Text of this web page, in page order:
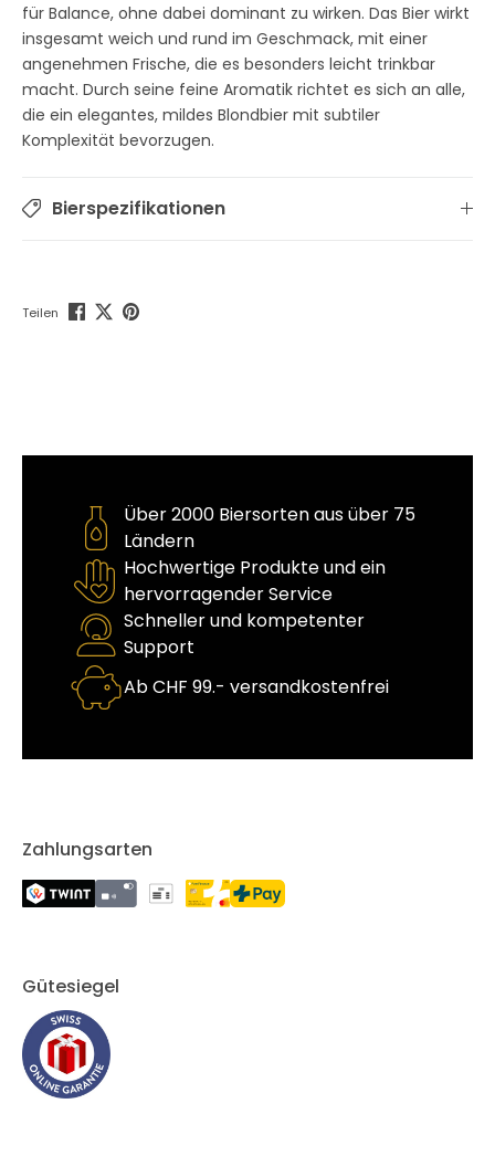
für Balance, ohne dabei dominant zu wirken. Das Bier wirkt
insgesamt weich und rund im Geschmack, mit einer
angenehmen Frische, die es besonders leicht trinkbar
macht. Durch seine feine Aromatik richtet es sich an alle,
die ein elegantes, mildes Blondbier mit subtiler
Komplexität bevorzugen.
Bierspezifikationen
Teilen
Über 2000 Biersorten aus über 75
Ländern
Hochwertige Produkte und ein
hervorragender Service
Schneller und kompetenter
Support
Ab CHF 99.- versandkostenfrei
Zahlungsarten
Gütesiegel